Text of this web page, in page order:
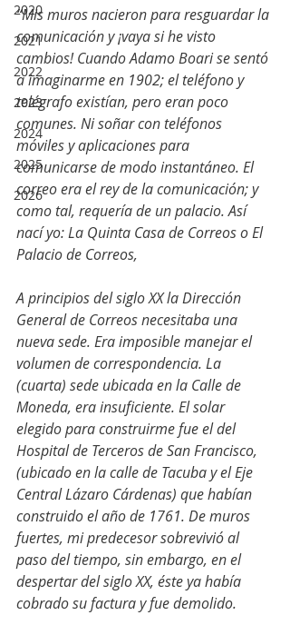
2020
2021
2022
2023
2024
2025
2026
“Mis muros nacieron para resguardar la
comunicación y ¡vaya si he visto
cambios! Cuando Adamo Boari se sentó
a imaginarme en 1902; el teléfono y
telégrafo existían, pero eran poco
comunes. Ni soñar con teléfonos
móviles y aplicaciones para
comunicarse de modo instantáneo. El
correo era el rey de la comunicación; y
como tal, requería de un palacio. Así
nací yo: La Quinta Casa de Correos o El
Palacio de Correos,
A principios del siglo XX la Dirección
General de Correos necesitaba una
nueva sede. Era imposible manejar el
volumen de correspondencia. La
(cuarta) sede ubicada en la Calle de
Moneda, era insuficiente. El solar
elegido para construirme fue el del
Hospital de Terceros de San Francisco,
(ubicado en la calle de Tacuba y el Eje
Central Lázaro Cárdenas) que habían
construido el año de 1761. De muros
fuertes, mi predecesor sobrevivió al
paso del tiempo, sin embargo, en el
despertar del siglo XX, éste ya había
cobrado su factura y fue demolido.